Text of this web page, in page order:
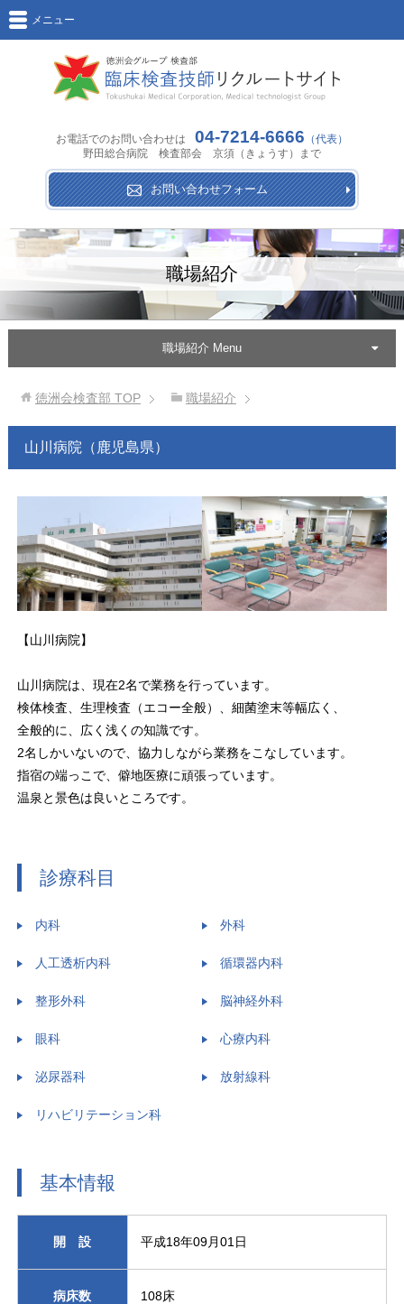
メニュー
お電話でのお問い合わせは 04-7214-6666 （代表）
野田総合病院 検査部会 京須（きょうす）まで
お問い合わせフォーム
職場紹介
徳洲会検査部 TOP 職場紹介
山川病院（鹿児島県）
【山川病院】
山川病院は、現在2名で業務を行っています。
検体検査、生理検査（エコー全般）、細菌塗末等幅広く、
全般的に、広く浅くの知識です。
2名しかいないので、協力しながら業務をこなしています。
指宿の端っこで、僻地医療に頑張っています。
温泉と景色は良いところです。
診療科目
内科 外科
人工透析内科 循環器内科
整形外科 脳神経外科
眼科 心療内科
泌尿器科 放射線科
リハビリテーション科
基本情報
開 設 平成18年09月01日
病床数 108床
職場紹介 Menu